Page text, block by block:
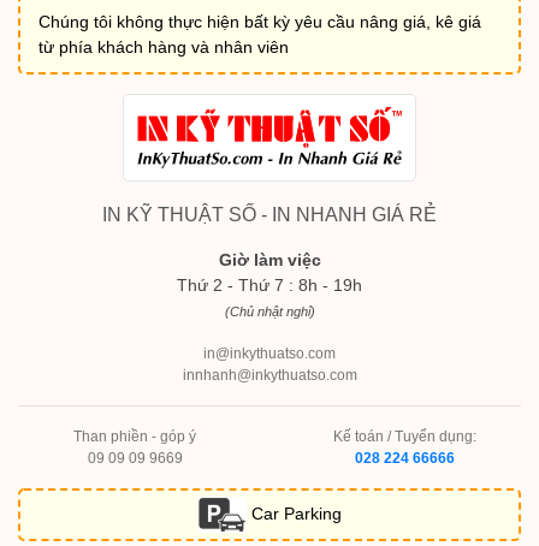
Chúng tôi không thực hiện bất kỳ yêu cầu nâng giá, kê giá
từ phía khách hàng và nhân viên
IN KỸ THUẬT SỐ - IN NHANH GIÁ RẺ
Giờ làm việc
Thứ 2 - Thứ 7 : 8h - 19h
(Chủ nhật nghỉ)
in@inkythuatso.com
innhanh@inkythuatso.com
Than phiền - góp ý
09 09 09 9669
Kế toán / Tuyển dụng:
028 224 66666
Car Parking